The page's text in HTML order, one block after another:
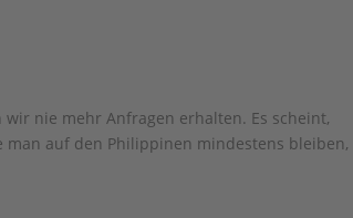
nie mehr Anfragen erhalten. Es scheint,
man auf den Philippinen mindestens bleiben,